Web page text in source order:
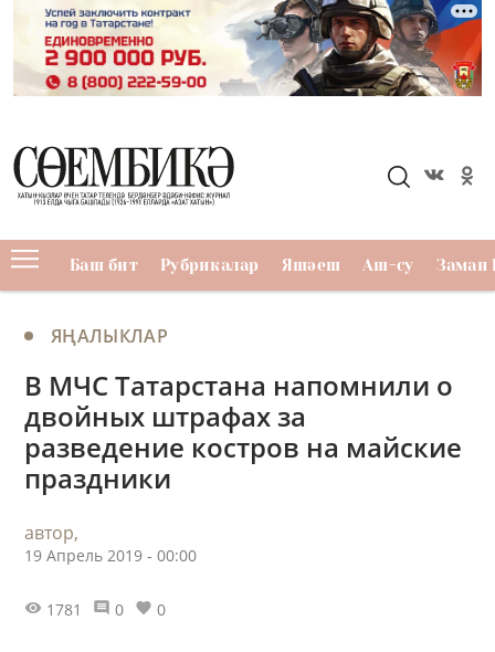
Баш бит Рубрикалар Яшәеш Аш-су Заман
ЯҢАЛЫКЛАР
В МЧС Татарстана напомнили о
двойных штрафах за
разведение костров на майские
праздники
автор,
19 Апрель 2019 - 00:00
1781 0 0